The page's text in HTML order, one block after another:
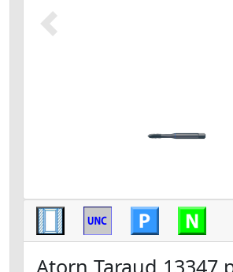
Précédent
Atorn Taraud 13347